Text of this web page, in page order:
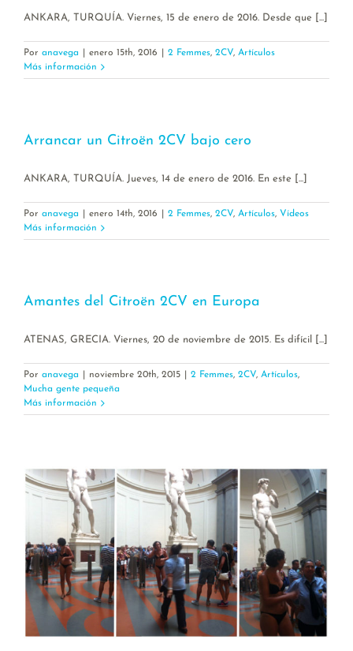
ANKARA, TURQUÍA. Viernes, 15 de enero de 2016. Desde que [...]
Por anavega enero 15th, 2016 2 Femmes, 2CV, Artículos
Más información
Arrancar un Citroën 2CV bajo cero
ANKARA, TURQUÍA. Jueves, 14 de enero de 2016. En este [...]
Por anavega enero 14th, 2016 2 Femmes, 2CV, Artículos, Vídeos
Más información
Amantes del Citroën 2CV en Europa
ATENAS, GRECIA. Viernes, 20 de noviembre de 2015. Es difícil [...]
Por anavega noviembre 20th, 2015 2 Femmes, 2CV, Artículos,
Mucha gente pequeña
Más información